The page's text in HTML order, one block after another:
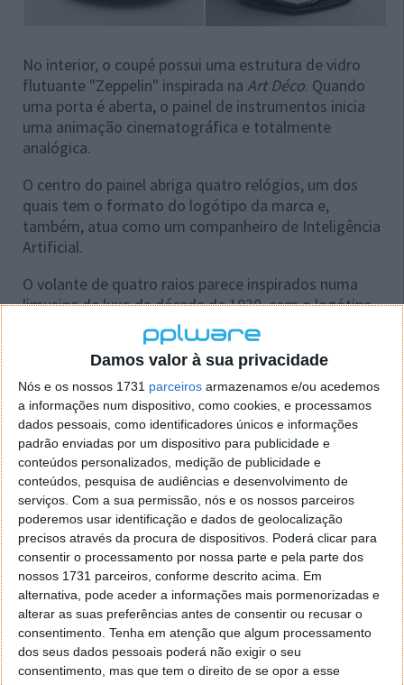
Damos valor à sua privacidade
Nós e os nossos 1731 parceiros armazenamos e/ou acedemos
a informações num dispositivo, como cookies, e processamos
dados pessoais, como identificadores únicos e informações
padrão enviadas por um dispositivo para publicidade e
conteúdos personalizados, medição de publicidade e
conteúdos, pesquisa de audiências e desenvolvimento de
serviços. Com a sua permissão, nós e os nossos parceiros
poderemos usar identificação e dados de geolocalização
precisos através da procura de dispositivos. Poderá clicar para
consentir o processamento por nossa parte e pela parte dos
nossos 1731 parceiros, conforme descrito acima. Em
alternativa, pode aceder a informações mais pormenorizadas e
alterar as suas preferências antes de consentir ou recusar o
consentimento. Tenha em atenção que algum processamento
dos seus dados pessoais poderá não exigir o seu
consentimento, mas que tem o direito de se opor a esse
No interior, o coupé possui uma estrutura de vidro
flutuante "Zeppelin" inspirada na Art Déco. Quando
uma porta é aberta, o painel de instrumentos inicia
uma animação cinematográfica e totalmente
analógica.
O centro do painel abriga quatro relógios, um dos
quais tem o formato do logótipo da marca e,
também, atua como um companheiro de Inteligência
Artificial.
O volante de quatro raios parece inspirados numa
limusina de luxo da década de 1930, com o logótipo
da Mercedes-Benz a flutuar dentro de uma esfera de
De ressalvar que o volante não está fisicamente
ligado às rodas dianteiras, porque oconceptelétrico
Mercedes-Benz Vision Iconic temsteer-by-wire